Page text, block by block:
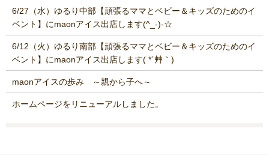
6/27（水）ゆるり中部【頑張るママとベビー＆キッズのためのイ
ベント】にmaonアイス出店します(^_-)-☆
6/12（火）ゆるり南部【頑張るママとベビー＆キッズのためのイ
ベント】にmaonアイス出店します( *´艸｀)
maonアイスの歩み ～親から子へ～
ホームページをリニューアルしました。